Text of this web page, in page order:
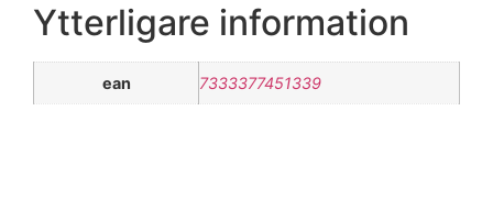
Ytterligare information
ean 7333377451339